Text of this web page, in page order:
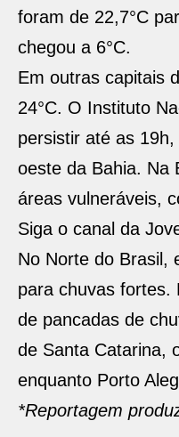
foram de 22,7°C
chegou a 6°C.
Em outras capitais
24°C. O Instituto
persistir até as
oeste da Bahia. Na
áreas vulneráveis,
Siga o canal da
No Norte do Brasil,
para chuvas fortes.
de pancadas de
de Santa Catarina,
enquanto Porto
*Reportagem